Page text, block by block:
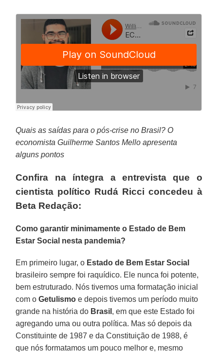
Quais as saídas para o pós-crise no Brasil? O
economista Guilherme Santos Mello apresenta
alguns pontos
Confira na íntegra a entrevista que o
cientista político Rudá Ricci concedeu à
Beta Redação:
Como garantir minimamente o Estado de Bem
Estar Social nesta pandemia?
Em primeiro lugar, o Estado de Bem Estar Social
brasileiro sempre foi raquídico. Ele nunca foi potente,
bem estruturado. Nós tivemos uma formatação inicial
com oGetulismo e depois tivemos um período muito
grande na história do Brasil , em que este Estado foi
agregando uma ou outra política. Mas só depois da
Constituinte de 1987 e da Constituição de 1988, é
que nós formatamos um pouco melhor e, mesmo